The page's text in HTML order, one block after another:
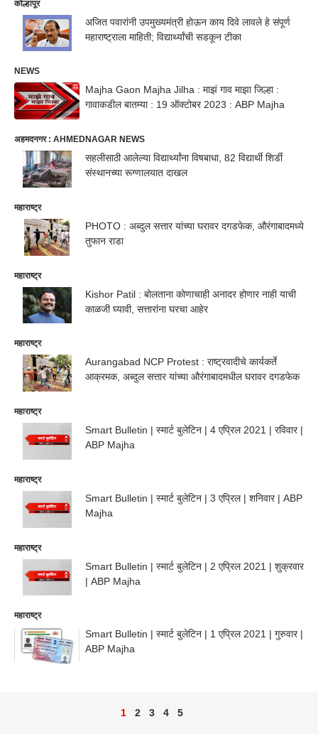
कोल्हापूर
अजित पवारांनी उपमुख्यमंत्री होऊन काय दिवे लावले हे संपूर्ण
महाराष्ट्राला माहिती; विद्यार्थ्यांची सडकून टीका
NEWS
Majha Gaon Majha Jilha : माझं गाव माझा जिल्हा :
गावाकडील बातम्या : 19 ऑक्टोबर 2023 : ABP Majha
अहमदनगर : AHMEDNAGAR NEWS
सहलीसाठी आलेल्या विद्यार्थ्यांना विषबाधा, 82 विद्यार्थी शिर्डी
संस्थानच्या रूग्णालयात दाखल
महाराष्ट्र
PHOTO : अब्दुल सत्तार यांच्या घरावर दगडफेक, औरंगाबादमध्ये
तुफान राडा
महाराष्ट्र
Kishor Patil : बोलताना कोणाचाही अनादर होणार नाही याची
काळजी घ्यावी, सत्तारांना घरचा आहेर
महाराष्ट्र
Aurangabad NCP Protest : राष्ट्रवादीचे कार्यकर्ते
आक्रमक, अब्दुल सत्तार यांच्या औरंगाबादमधील घरावर दगडफेक
महाराष्ट्र
Smart Bulletin | स्मार्ट बुलेटिन | 4 एप्रिल 2021 | रविवार |
ABP Majha
महाराष्ट्र
Smart Bulletin | स्मार्ट बुलेटिन | 3 एप्रिल | शनिवार | ABP
Majha
महाराष्ट्र
Smart Bulletin | स्मार्ट बुलेटिन | 2 एप्रिल 2021 | शुक्रवार
| ABP Majha
महाराष्ट्र
Smart Bulletin | स्मार्ट बुलेटिन | 1 एप्रिल 2021 | गुरुवार |
ABP Majha
1 2 3 4 5